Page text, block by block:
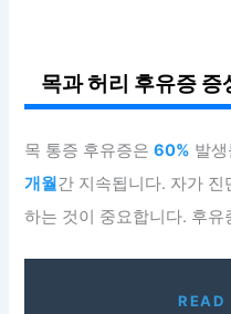
목과 허리 후유증 증
목 통증 후유증은60% 발
개월간 지속됩니다. 자가
하는 것이 중요합니다. 후
READ